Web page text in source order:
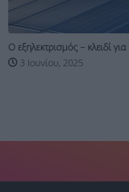
Ο εξηλεκτρισμός – κλειδί
3 Ιουνίου, 2025